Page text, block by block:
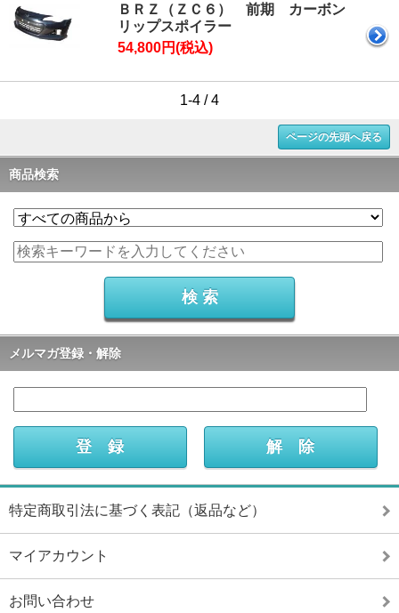
ＢＲＺ（ＺＣ６） 前期 カーボン
リップスポイラー
54,800円(税込)
1-4 / 4
ページの先頭へ戻る
商品検索
メルマガ登録・解除
特定商取引法に基づく表記（返品など）
マイアカウント
お問い合わせ